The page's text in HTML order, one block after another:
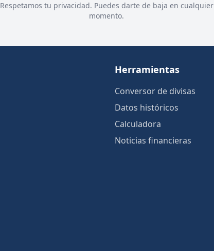
Respetamos tu privacidad. Puedes darte de baja en cualquier
momento.
Herramientas
Conversor de divisas
Datos históricos
Calculadora
Noticias financieras